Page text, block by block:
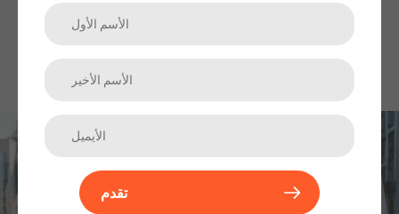
اشترك في نشرتنا الإخبارية
الترقيات والمنتجات الجديدة والمبيعات. مباشرة إلى صندوق الوارد
تقدم